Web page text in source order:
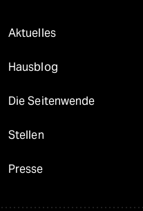
Aktuelles
Hausblog
Die Seitenwende
Stellen
Presse